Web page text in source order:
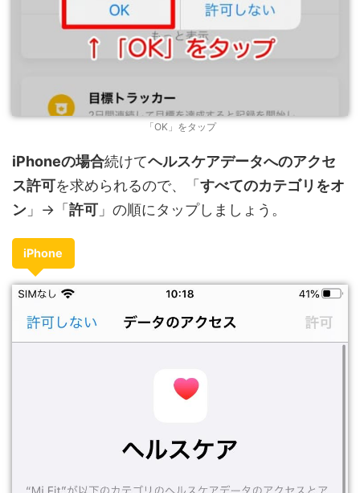
「OK」をタップ
iPhoneの場合続けてヘルスケアデータへのアクセ
ス許可を求められるので、「すべてのカテゴリをオ
ン 」→「許可 」の順にタップしましょう。
iPhone